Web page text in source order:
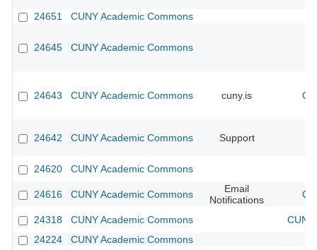
24651 CUNY Academic Commons
24645 CUNY Academic Commons
24643 CUNY Academic Commons cuny.is
24642 CUNY Academic Commons Support
24620 CUNY Academic Commons
24616 CUNY Academic Commons
Email
Notifications
24318 CUNY Academic Commons
24224
CUNY Academic Commons